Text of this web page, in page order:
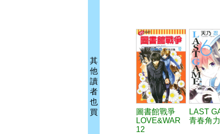
其
他
讀
者
也
買
圖書館戰爭
LOVE&WAR
12
LAST
青春角